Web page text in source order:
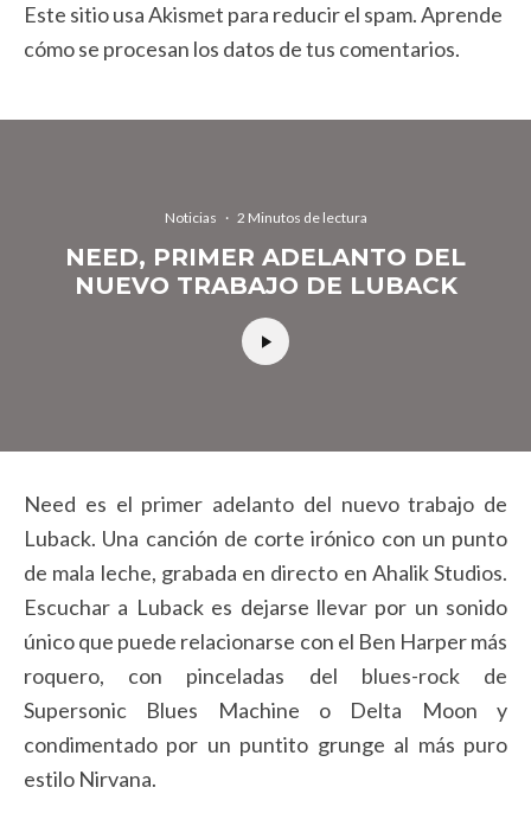
Este sitio usa Akismet para reducir el spam.Aprende
cómo se procesan los datos de tus comentarios.
Noticias · 2 Minutos de lectura
NEED, PRIMER ADELANTO DEL
NUEVO TRABAJO DE LUBACK
Need es el primer adelanto del nuevo trabajo de
Luback. Una canción de corte irónico con un punto
de mala leche, grabada en directo en Ahalik Studios.
Escuchar a Luback es dejarse llevar por un sonido
único que puede relacionarse con el Ben Harper más
roquero, con pinceladas del blues-rock de
Supersonic Blues Machine o Delta Moon y
condimentado por un puntito grunge al más puro
estilo Nirvana.